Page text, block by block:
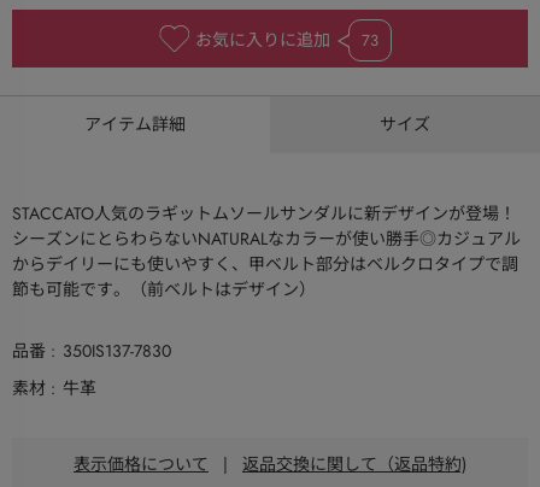
お気に入りに追加 73
アイテム詳細 サイズ
STACCATO人気のラギットムソールサンダルに新デザインが登場！
シーズンにとらわらないNATURALなカラーが使い勝手◎カジュアル
からデイリーにも使いやすく、甲ベルト部分はベルクロタイプで調
節も可能です。（前ベルトはデザイン）
品番
350IS137-7830
素材
牛革
表示価格について | 返品交換に関して（返品特約)